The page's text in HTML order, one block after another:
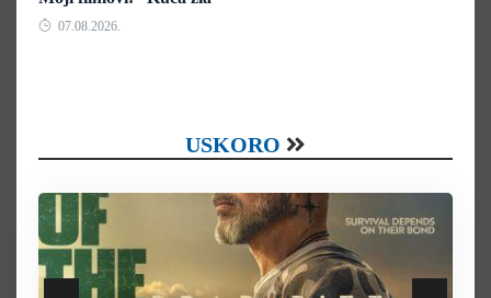
07.08.2026.
USKORO